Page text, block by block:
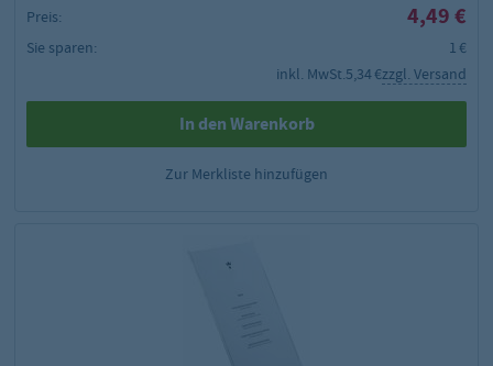
Preis:
4,49 €
Sie sparen:
1 €
inkl. MwSt.5,34 €zzgl. Versand
In den Warenkorb
Zur Merkliste hinzufügen